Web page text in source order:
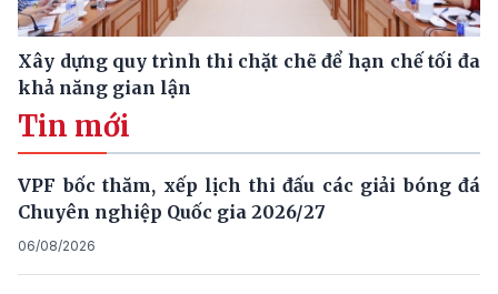
Xây dựng quy trình thi chặt chẽ để hạn chế tối đa
khả năng gian lận
Tin mới
VPF bốc thăm, xếp lịch thi đấu các giải bóng đá
Chuyên nghiệp Quốc gia 2026/27
06/08/2026